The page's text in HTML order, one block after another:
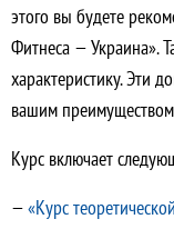
этого вы будете
Фитнеса — Украина».
характеристику. Эти
вашим
Курс включает
—«Курс